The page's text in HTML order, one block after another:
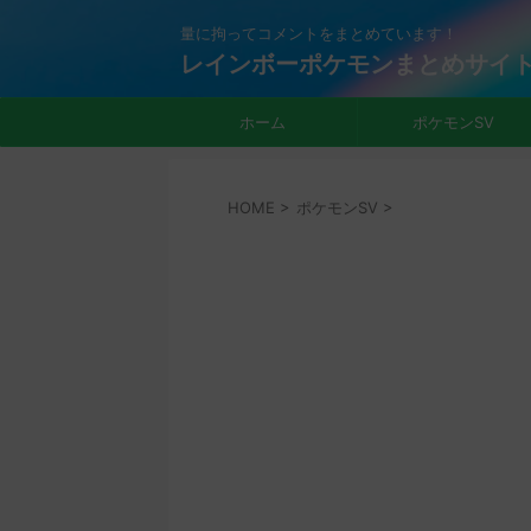
量に拘ってコメントをまとめています！
レインボーポケモンまとめサイ
ホーム ポケモンSV
HOME > ポケモンSV >